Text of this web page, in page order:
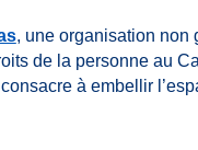
, une organisation non
de la personne au
à embellir